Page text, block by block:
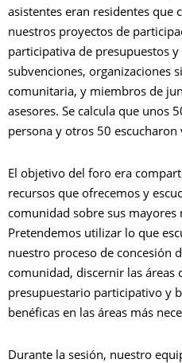
asistentes eran residentes que
nuestros proyectos de
participativa de presupuestos
subvenciones, organizaciones
comunitaria, y miembros de
asesores. Se calcula que unos
persona y otros 50
El objetivo del foro era
recursos que ofrecemos y
comunidad sobre sus mayores
Pretendemos utilizar lo que
nuestro proceso de concesión
comunidad, discernir las áreas
presupuestario participativo y
benéficas en las áreas más
Durante la sesión, nuestro